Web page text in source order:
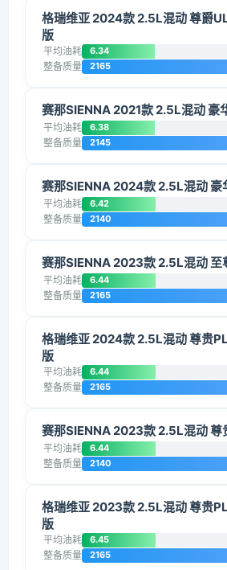
格瑞维亚 2024款 2.5L混动 尊爵
版
平均油耗 6.34
整备质量 2165
赛那SIENNA 2021款 2.5L混动 豪
平均油耗 6.38
整备质量 2145
赛那SIENNA 2024款 2.5L混动 豪
平均油耗 6.42
整备质量 2140
赛那SIENNA 2023款 2.5L混动 至
平均油耗 6.44
整备质量 2165
格瑞维亚 2024款 2.5L混动 尊贵
版
平均油耗 6.44
整备质量 2165
赛那SIENNA 2023款 2.5L混动 尊
平均油耗 6.44
整备质量 2140
格瑞维亚 2023款 2.5L混动 尊贵
版
平均油耗 6.45
整备质量 2165